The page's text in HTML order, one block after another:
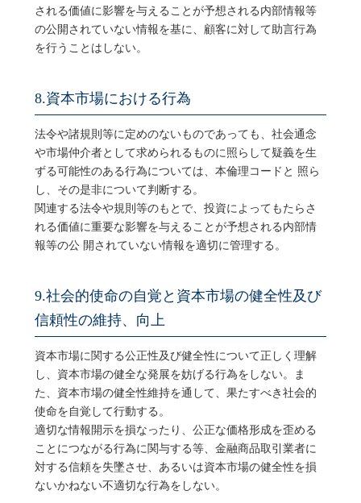
される価値に影響を与えることが予想される内部情報等
の公開されていない情報を基に、顧客に対して助言行為
を行うことはしない。
8.資本市場における行為
法令や諸規則等に定めのないものであっても、社会通念
や市場仲介者として求められるものに照らして疑義を生
ずる可能性のある行為については、本倫理コードと 照ら
し、その是非について判断する。
関連する法令や規則等のもとで、投資によってもたらさ
れる価値に重要な影響を与えることが予想される内部情
報等の公 開されていない情報を適切に管理する。
9.社会的使命の自覚と資本市場の健全性及び
信頼性の維持、向上
資本市場に関する公正性及び健全性について正しく理解
し、資本市場の健全な発展を妨げる行為をしない。ま
た、資本市場の健全性維持を通して、果たすべき社会的
使命を自覚して行動する。
適切な情報開示を損なったり、公正な価格形成を歪める
ことにつながる行為に関与する等、金融商品取引業者に
対する信頼を失墜させ、あるいは資本市場の健全性を損
ないかねない不適切な行為をしない。